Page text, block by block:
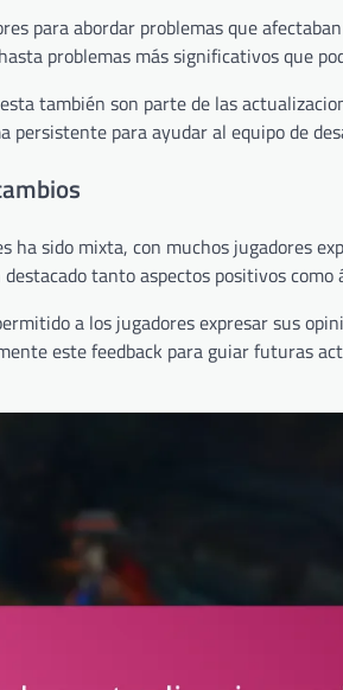
para abordar problemas que
problemas más significativos que
también son parte de las
persistente para ayudar al equipo de
sido mixta, con muchos jugadores
tanto aspectos positivos
a los jugadores expresar sus
este feedback para guiar futuras